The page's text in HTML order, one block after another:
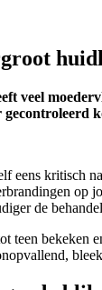
veel
kritisch
de
bekeken